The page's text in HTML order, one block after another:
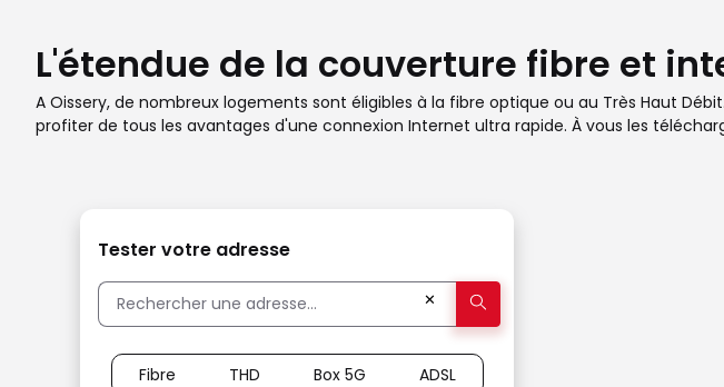
L'étendue de la couverture fibre et
A Oissery, de nombreux logements sont éligibles à la fibre optique ou au Très Haut
profiter de tous les avantages d'une connexion Internet ultra rapide. À vous les
Tester votre adresse
✕
Fibre THD Box 5G ADSL